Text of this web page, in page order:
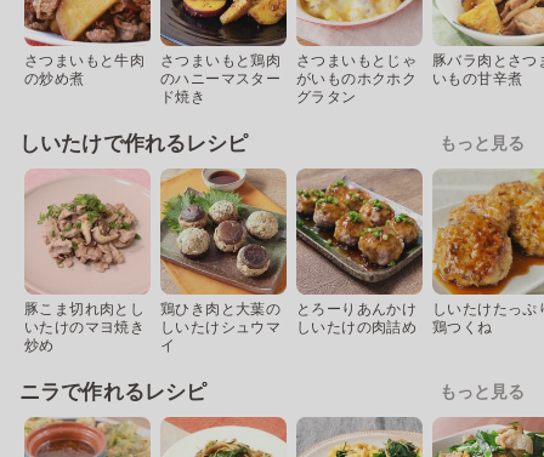
さつまいもと牛肉
の炒め煮
さつまいもと鶏肉
のハニーマスター
ド焼き
さつまいもとじゃ
がいものホクホク
グラタン
豚バラ肉とさつ
いもの甘辛煮
しいたけで作れるレシピ もっと見る
豚こま切れ肉とし
いたけのマヨ焼き
炒め
鶏ひき肉と大葉の
しいたけシュウマ
イ
とろーりあんかけ
しいたけの肉詰め
しいたけたっぷ
鶏つくね
ニラで作れるレシピ もっと見る